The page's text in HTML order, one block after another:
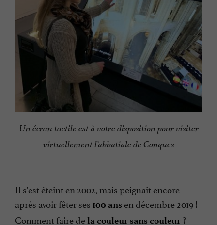
Un écran tactile est à votre disposition pour visiter
virtuellement l’abbatiale de Conques
Il s'est éteint en 2002, mais peignait encore
après avoir fêter ses 100 ans en décembre 2019 !
Comment faire dela couleur sans couleur ?